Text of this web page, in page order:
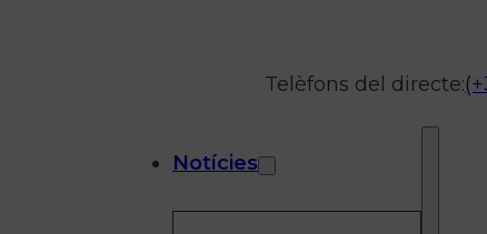
Telèfons del directe:
Notícies